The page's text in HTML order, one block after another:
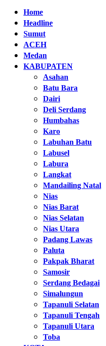
Home
Headline
Sumut
ACEH
Medan
KABUPATEN
Asahan
Batu Bara
Dairi
Deli Serdang
Humbahas
Karo
Labuhan Batu
Labusel
Labura
Langkat
Mandailing Natal
Nias
Nias Barat
Nias Selatan
Nias Utara
Padang Lawas
Paluta
Pakpak Bharat
Samosir
Serdang Bedagai
Simalungun
Tapanuli Selatan
Tapanuli Tengah
Tapanuli Utara
Toba